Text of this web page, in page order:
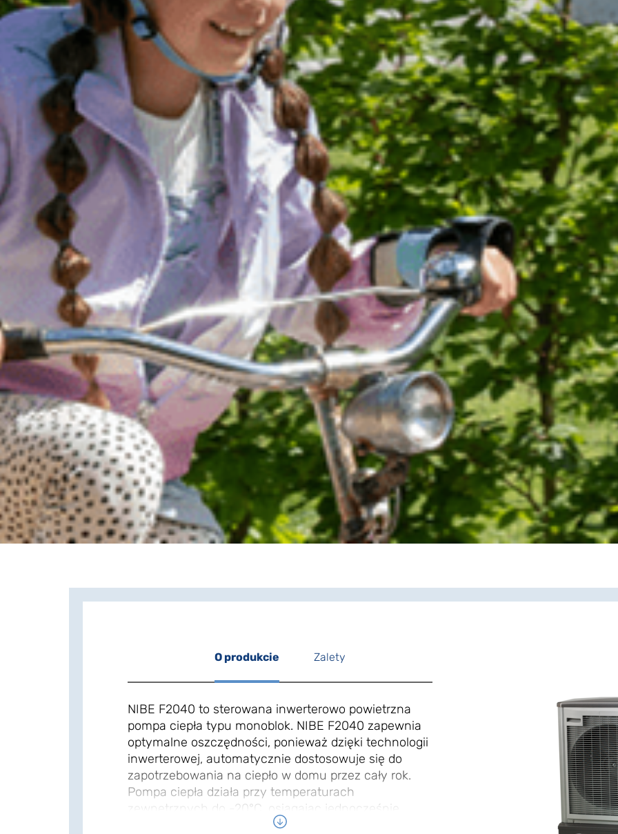
O produkcie Zalety
NIBE F2040 to sterowana inwerterowo powietrzna
pompa ciepła typu monoblok. NIBE F2040 zapewnia
optymalne oszczędności, ponieważ dzięki technologii
inwerterowej, automatycznie dostosowuje się do
zapotrzebowania na ciepło w domu przez cały rok.
Pompa ciepła działa przy temperaturach
zewnętrznych do -20°C, osiągając jednocześnie
temperatury do 58°C po stronie zasilania. Efektywna